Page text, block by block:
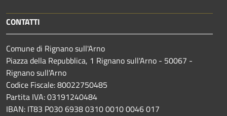
CONTATTI
Comune di Rignano sull'Arno
Piazza della Repubblica, 1 Rignano sull'Arno - 50067 -
Rignano sull'Arno
Codice Fiscale: 80022750485
Partita IVA: 03191240484
IBAN: IT83 P030 6938 0310 0010 0046 017